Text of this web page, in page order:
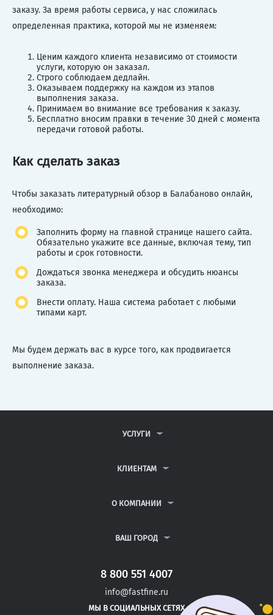
заказу. За время работы сервиса, у нас сложилась
определенная практика, которой мы не изменяем:
Ценим каждого клиента независимо от стоимости
услуги, которую он заказал.
Строго соблюдаем дедлайн.
Оказываем поддержку на каждом из этапов
выполнения заказа.
Принимаем во внимание все требования к заказу.
Бесплатно вносим правки в течение 30 дней с момента
передачи готовой работы.
Как сделать заказ
Чтобы заказать литературный обзор в Балабаново онлайн,
необходимо:
Заполнить форму на главной странице нашего сайта.
Обязательно укажите все данные, включая тему, тип
работы и срок готовности.
Дождаться звонка менеджера и обсудить нюансы
заказа.
Внести оплату. Наша система работает с любыми
типами карт.
Мы будем держать вас в курсе того, как продвигается
выполнение заказа.
УСЛУГИ
ДИПЛОМНЫЕ РАБОТЫ
РЕФЕРАТЫ
КЛИЕНТАМ
ВОПРОСЫ И ОТВЕТЫ
ПОЛИТИКА КОНФИДЕНЦИАЛЬНОСТИ
О КОМПАНИИ
КОНТАКТЫ
ВАШ ГОРОД
САНКТ-ПЕТЕРБУРГ
ЖЕЛЕЗНОВОДСК
ПРАСКОВЕЯ
8 800 551 4007
info@fastfine.ru
МЫ В СОЦИАЛЬНЫХ СЕТЯХ